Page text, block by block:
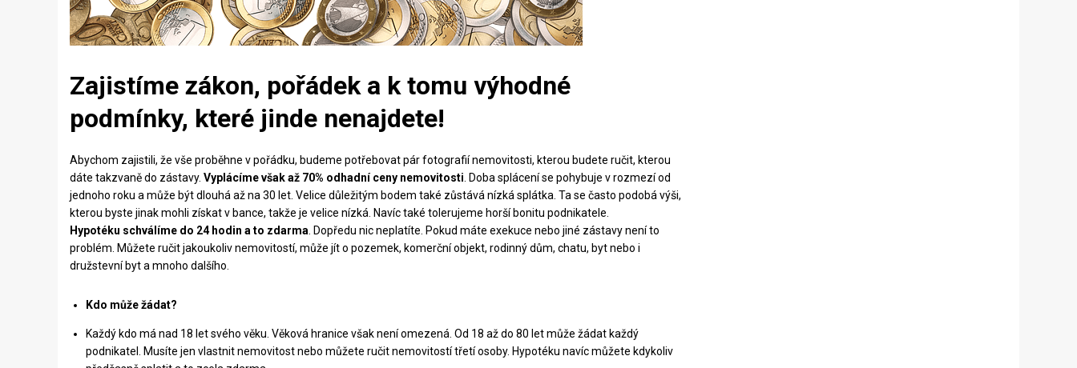
Zajistíme zákon, pořádek a k tomu výhodné
podmínky, které jinde nenajdete!
Abychom zajistili, že vše proběhne v pořádku, budeme potřebovat pár fotografií nemovitosti, kterou budete ručit, kterou
dáte takzvaně do zástavy. Vyplácíme však až 70% odhadní ceny nemovitosti . Doba splácení se pohybuje v rozmezí od
jednoho roku a může být dlouhá až na 30 let. Velice důležitým bodem také zůstává nízká splátka. Ta se často podobá výši,
kterou byste jinak mohli získat v bance, takže je velice nízká. Navíc také tolerujeme horší bonitu podnikatele.
Hypotéku schválíme do 24 hodin a to zdarma . Dopředu nic neplatíte. Pokud máte exekuce nebo jiné zástavy není to
problém. Můžete ručit jakoukoliv nemovitostí, může jít o pozemek, komerční objekt, rodinný dům, chatu, byt nebo i
družstevní byt a mnoho dalšího.
Kdo může žádat?
Každý kdo má nad 18 let svého věku. Věková hranice však není omezená. Od 18 až do 80 let může žádat každý
podnikatel. Musíte jen vlastnit nemovitost nebo můžete ručit nemovitostí třetí osoby. Hypotéku navíc můžete kdykoliv